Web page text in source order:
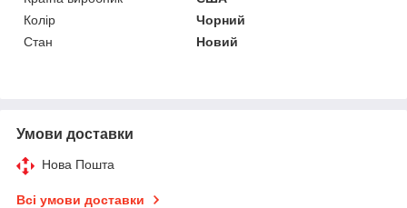
Колір
Чорний
Стан
Новий
Умови доставки
Нова Пошта
Всі умови доставки